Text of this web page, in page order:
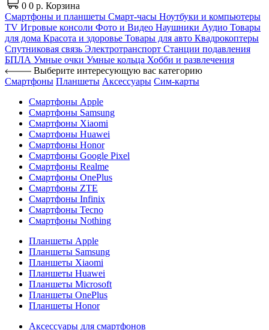
0 0 р. Корзина
Смартфоны и планшеты Смарт-часы Ноутбуки и компьютеры
TV Игровые консоли Фото и Видео Наушники Аудио Товары
для дома Красота и здоровье Товары для авто Квадрокоптеры
Спутниковая связь Электротранспорт Станции подавления
БПЛА Умные очки Умные кольца Хобби и развлечения
Выберите интересующую вас категорию
Смартфоны Планшеты Аксессуары Сим-карты
Смартфоны Apple
Смартфоны Samsung
Смартфоны Xiaomi
Смартфоны Huawei
Смартфоны Honor
Смартфоны Google Pixel
Смартфоны Realme
Смартфоны OnePlus
Смартфоны ZTE
Смартфоны Infinix
Смартфоны Tecno
Смартфоны Nothing
Планшеты Apple
Планшеты Samsung
Планшеты Xiaomi
Планшеты Huawei
Планшеты Microsoft
Планшеты OnePlus
Планшеты Honor
Аксессуары для смартфонов